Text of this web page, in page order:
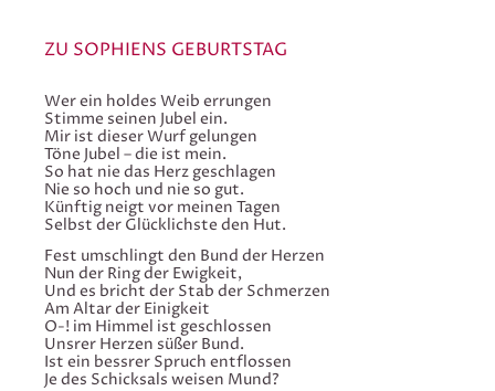
ZU SOPHIENS GEBURTSTAG
Wer ein holdes Weib errungen
Stimme seinen Jubel ein.
Mir ist dieser Wurf gelungen
Töne Jubel – die ist mein.
So hat nie das Herz geschlagen
Nie so hoch und nie so gut.
Künftig neigt vor meinen Tagen
Selbst der Glücklichste den Hut.
Fest umschlingt den Bund der Herzen
Nun der Ring der Ewigkeit,
Und es bricht der Stab der Schmerzen
Am Altar der Einigkeit
O-! im Himmel ist geschlossen
Unsrer Herzen süßer Bund.
Ist ein bessrer Spruch entflossen
Je des Schicksals weisen Mund?